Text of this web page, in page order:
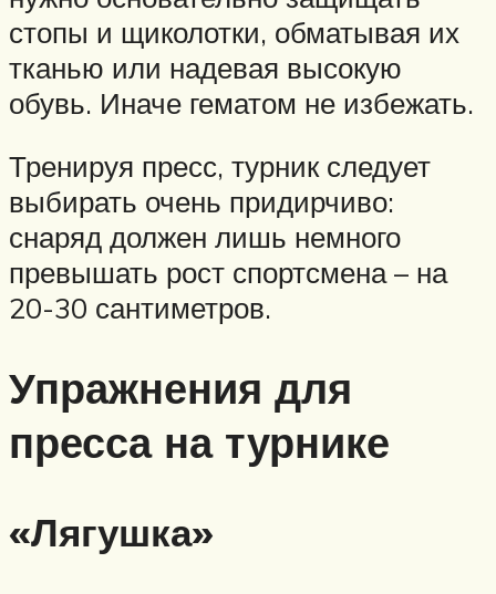
стопы и щиколотки, обматывая их
тканью или надевая высокую
обувь. Иначе гематом не избежать.
Тренируя пресс, турник следует
выбирать очень придирчиво:
снаряд должен лишь немного
превышать рост спортсмена – на
20-30 сантиметров.
Упражнения для
пресса на турнике
«Лягушка»